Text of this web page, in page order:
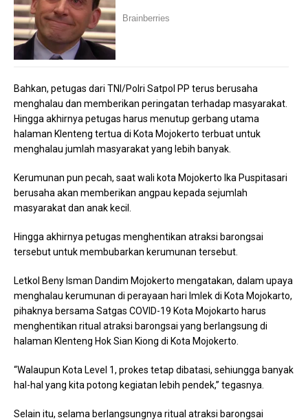
Bahkan, petugas dari TNI/Polri Satpol PP terus berusaha
menghalau dan memberikan peringatan terhadap masyarakat.
Hingga akhirnya petugas harus menutup gerbang utama
halaman Klenteng tertua di Kota Mojokerto terbuat untuk
menghalau jumlah masyarakat yang lebih banyak.
Kerumunan pun pecah, saat wali kota Mojokerto Ika Puspitasari
berusaha akan memberikan angpau kepada sejumlah
masyarakat dan anak kecil.
Hingga akhirnya petugas menghentikan atraksi barongsai
tersebut untuk membubarkan kerumunan tersebut.
Letkol Beny Isman Dandim Mojokerto mengatakan, dalam upaya
menghalau kerumunan di perayaan hari Imlek di Kota Mojokarto,
pihaknya bersama Satgas COVID-19 Kota Mojokarto harus
menghentikan ritual atraksi barongsai yang berlangsung di
halaman Klenteng Hok Sian Kiong di Kota Mojokerto.
“Walaupun Kota Level 1, prokes tetap dibatasi, sehiungga banyak
hal-hal yang kita potong kegiatan lebih pendek,” tegasnya.
Selain itu, selama berlangsungnya ritual atraksi barongsai